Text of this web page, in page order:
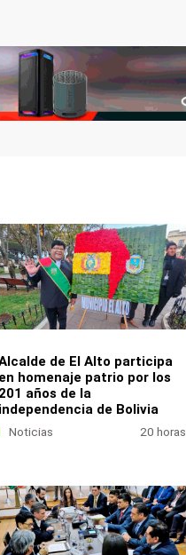
de El Alto participa
en homenaje patrio por los
201 años de la
independencia de Bolivia
Noticias 20 horas